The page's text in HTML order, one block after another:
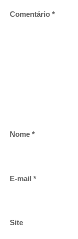
Comentário *
Nome *
E-mail *
Site